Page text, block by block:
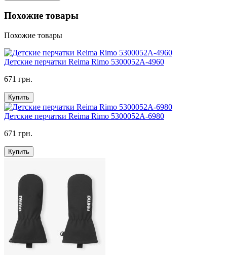
Похожие товары
Похожие товары
Детские перчатки Reima Rimo 5300052A-4960
671 грн.
Купить
Детские перчатки Reima Rimo 5300052A-6980
671 грн.
Купить